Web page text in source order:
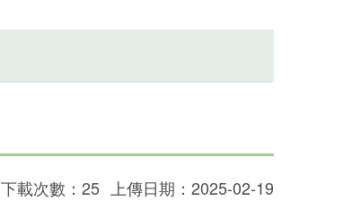
上傳日期：2025-02-19
下載次數：25